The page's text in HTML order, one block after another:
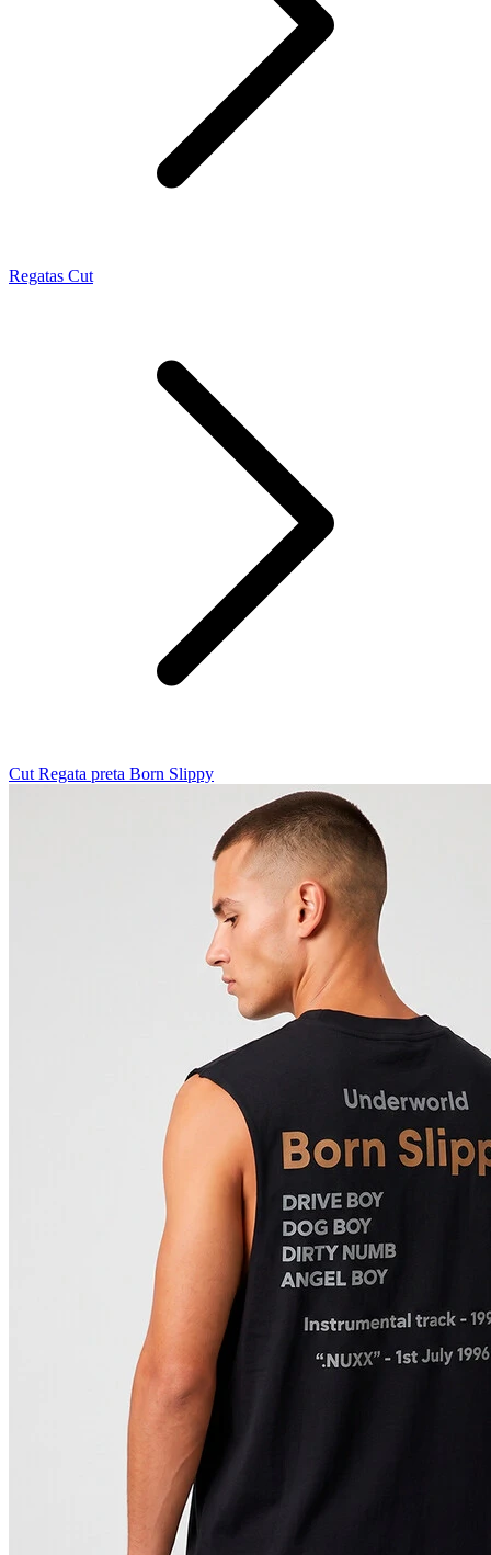
Regatas Cut
Cut Regata preta Born Slippy